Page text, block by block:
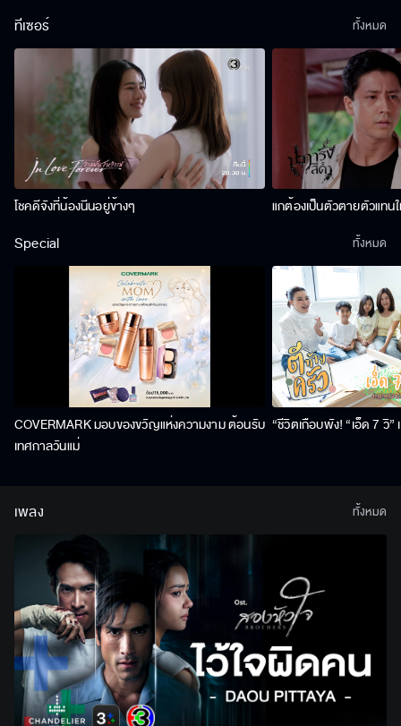
ทีเซอร์
โชคดีจังที่น้องนีนอยู่ข้างๆ แกต้องเป็นตัวตายตัวแทน
ทั้งหมด
Special
COVERMARK มอบของขวัญแห่งความงาม ต้อนรับ
เทศกาลวันแม่
“ชีวิตเกือบพัง! “เอ็ด 7 วิ
ทั้งหมด
เพลง ทั้งหมด